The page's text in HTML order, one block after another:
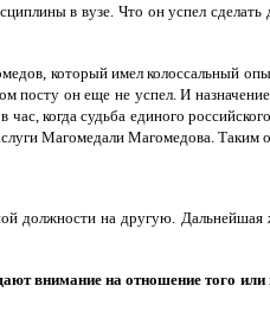
в вузе. Что он успел
который имел колоссальный
посту он еще не успел. И
когда судьба единого
Магомедали Магомедова. Таким
на другую.
внимание на отношение того